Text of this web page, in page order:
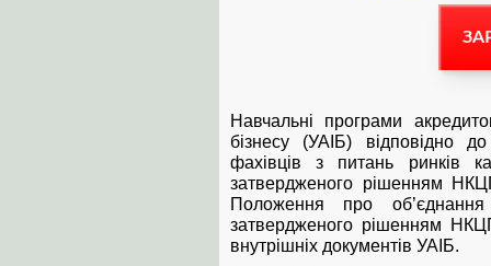
Навчальні програми
бізнесу (УАІБ) відповідно
фахівців з питань ринків
затвердженого рішенням
Положення про об’єднання
затвердженого рішенням
внутрішніх документів УАІБ.